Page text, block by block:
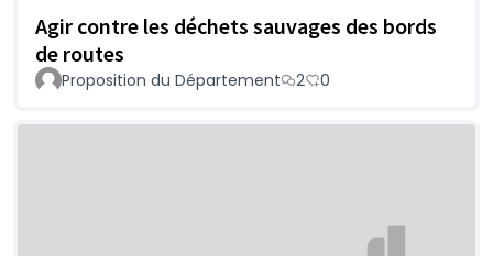
Agir contre les déchets sauvages des bords
de routes
Proposition du Département 2 0